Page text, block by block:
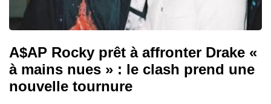
A$AP Rocky prêt à affronter Drake «
à mains nues » : le clash prend une
nouvelle tournure